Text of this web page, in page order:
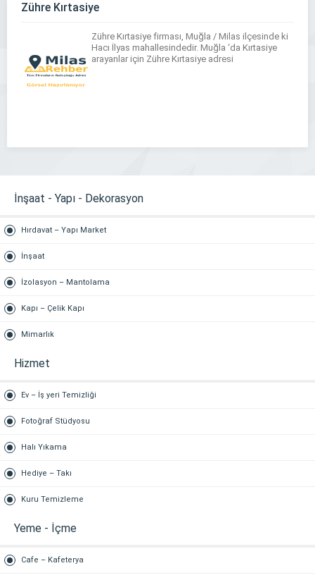
Zühre Kırtasiye
Zühre Kırtasiye firması, Muğla / Milas ilçesinde ki
Hacı İlyas mahallesindedir. Muğla ‘da Kırtasiye
arayanlar için Zühre Kırtasiye adresi
İnşaat - Yapı - Dekorasyon
Hırdavat – Yapı Market
İnşaat
İzolasyon – Mantolama
Kapı – Çelik Kapı
Mimarlık
Hizmet
Ev – İş yeri Temizliği
Fotoğraf Stüdyosu
Halı Yıkama
Hediye – Takı
Kuru Temizleme
Yeme - İçme
Cafe – Kafeterya